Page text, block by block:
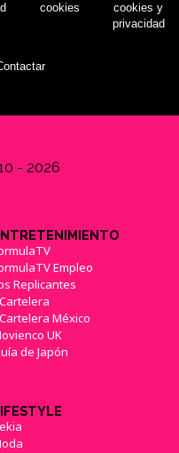
cookies
cookies y
privacidad
- 2026
Empleo
Replicantes
México
UK
de Japón